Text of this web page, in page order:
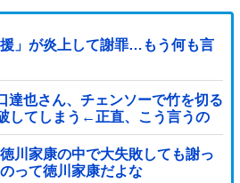
援」が炎上して謝罪…もう何も言
達也さん、チェンソーで竹を切る
してしまう←正直、こう言うの
w w w w
川家康の中で大失敗しても謝っ
って徳川家康だよな